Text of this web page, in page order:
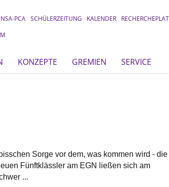
PCA SCHÜLERZEITUNG KALENDER
KONZEPTE GREMIEN SERVICE
Sorge vor dem, was kommen wird - die
Fünftklässler am EGN ließen sich am
...